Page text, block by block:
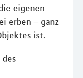
eigenen
erben – ganz
ist.